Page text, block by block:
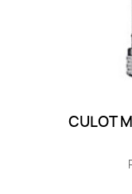
CULOT